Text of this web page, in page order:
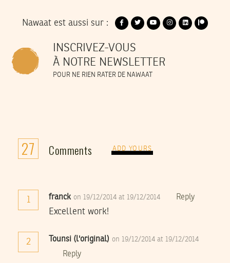
Nawaat est aussi sur :
INSCRIVEZ-VOUS
À NOTRE NEWSLETTER
POUR NE RIEN RATER DE NAWAAT
27 Comments ADD YOURS
franck on 19/12/2014 at 19/12/2014 Reply
Excellent work!
2 Tounsi (l'original) on 19/12/2014 at 19/12/2014
Reply